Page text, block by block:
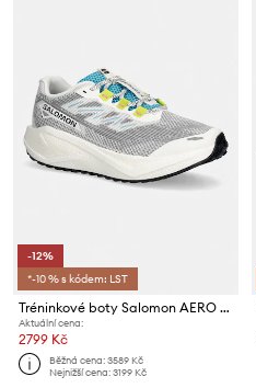
-12%
*-10 % s kódem: LST
Tréninkové boty Salomon AERO BLAZE 3 GRVL
Aktuální cena:
2799 Kč
Běžná cena:3589 Kč
Nejnižší cena:3199 Kč